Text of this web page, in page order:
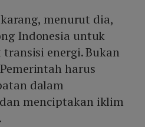
menurut dia,
Indonesia untuk
energi. Bukan
harus
dalam
menciptakan iklim